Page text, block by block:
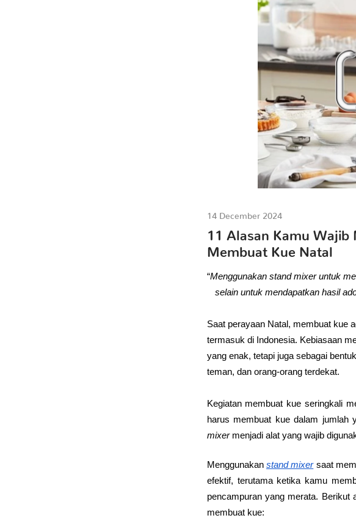
14 December 2024
11 Alasan Kamu Wajib
Membuat Kue Natal
“Menggunakan stand mixer untuk
selain untuk mendapatkan hasil
Saat perayaan Natal, membuat kue
termasuk di Indonesia. Kebiasaan
yang enak, tetapi juga sebagai
teman, dan orang-orang terdekat.
Kegiatan membuat kue seringkali
harus membuat kue dalam jumlah
mixer menjadi alat yang wajib
Menggunakan stand mixer saat
efektif, terutama ketika kamu
pencampuran yang merata. Berikut
membuat kue: